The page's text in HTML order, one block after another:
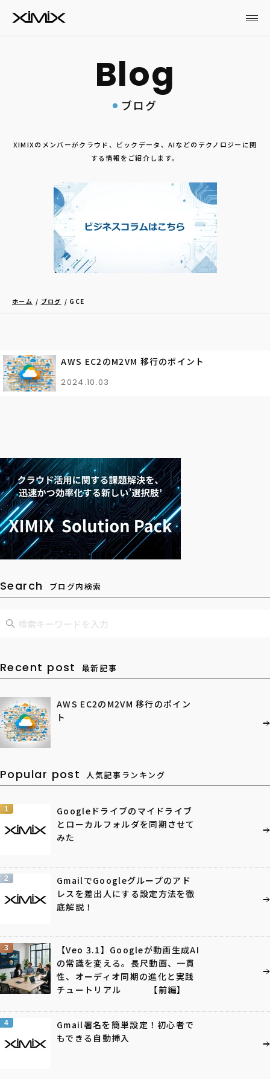
ブログ
XIMIXのメンバーがクラウド、ビックデータ、AIなどのテクノロジーに関
する情報をご紹介します。
ホーム ブログ GCE
AWS EC2のM2VM 移行のポイント
2024.10.03
Search ブログ内検索
Recent post 最新記事
AWS EC2のM2VM 移行のポイン
ト
Popular post 人気記事ランキング
1
Googleドライブのマイドライブ
とローカルフォルダを同期させて
みた
2
GmailでGoogleグループのアド
レスを差出人にする設定方法を徹
底解説！
3
【Veo 3.1】Googleが動画生成AI
の常識を変える。長尺動画、一貫
性、オーディオ同期の進化と実践
チュートリアル 【前編】
4
Gmail署名を簡単設定！初心者で
もできる自動挿入